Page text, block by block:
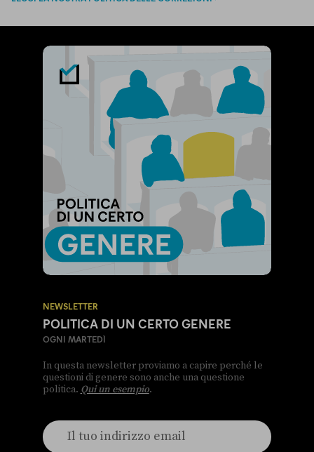
NEWSLETTER
POLITICA DI UN CERTO GENERE
OGNI MARTEDÌ
In questa newsletter proviamo a capire perché le
questioni di genere sono anche una questione
politica. Qui un esempio.